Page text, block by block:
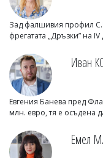
Зад фалшивия профил
фрегатата „Дръзки” на
Иван
Евгения Банева пред
млн. евро, тя е осъдена
Емел